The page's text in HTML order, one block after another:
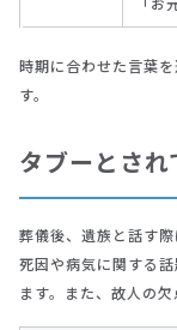
時期に合わせた言葉
す。
タブーとさ
葬儀後、遺族と話す
死因や病気に関する
ます。また、故人の